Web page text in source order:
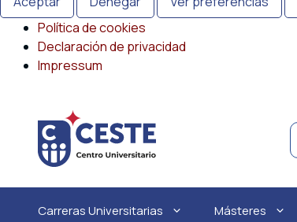
Política de cookies
Declaración de privacidad
Impressum
contenido
Carreras Universitarias Másteres